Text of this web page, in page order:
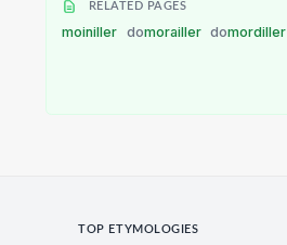
RELATED PAGES
moiniller domorailler domordiller
TOP ETYMOLOGIES